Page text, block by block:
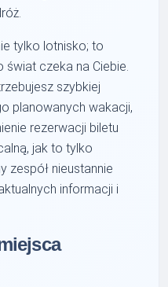
tylko lotnisko; to
czeka na Ciebie.
szybkiej
planowanych wakacji,
rezerwacji biletu
jak to tylko
zespół nieustannie
informacji i